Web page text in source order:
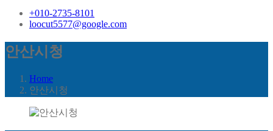
+010-2735-8101
loocut5577@google.com
안산시청
Home
안산시청